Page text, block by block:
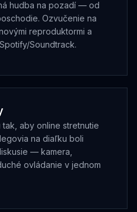
hudba na pozadí — od
Ozvučenie na
reproduktormi a
Soundtrack.
aby online stretnutie
na diaľku boli
— kamera,
ovládanie v jednom